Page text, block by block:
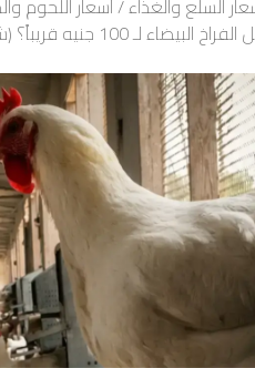
السلع والغذاء/أسعار اللحوم
قريباً؟ (شاهد الأرقام الصادمة)